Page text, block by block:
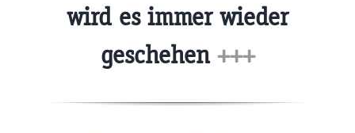
wird es immer wieder
geschehen +++